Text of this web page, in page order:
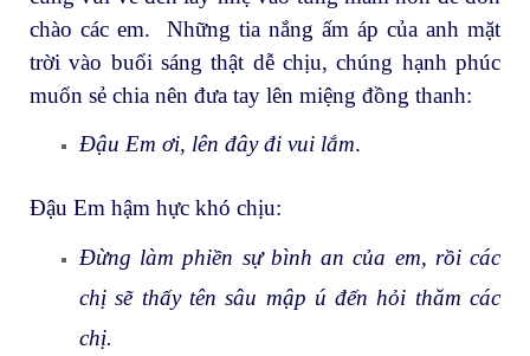
chào các em. Những tia nắng ấm áp của anh mặt
trời vào buổi sáng thật dễ chịu, chúng hạnh phúc
muốn sẻ chia nên đưa tay lên miệng đồng thanh:
Đậu Em ơi, lên đây đi vui lắm.
Đậu Em hậm hực khó chịu:
Đừng làm phiền sự bình an của em, rồi các
chị sẽ thấy tên sâu mập ú đến hỏi thăm các
chị.